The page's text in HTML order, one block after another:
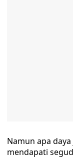
Namun apa
mendapati